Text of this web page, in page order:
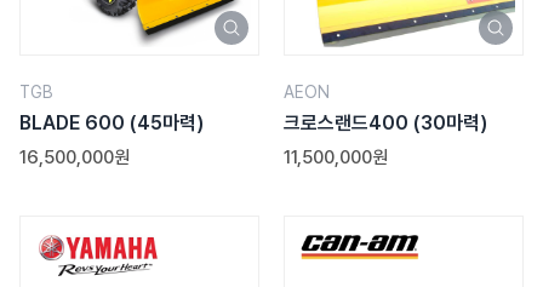
TGB
BLADE 600 (45마력)
16,500,000원
AEON
크로스랜드400 (30마력)
11,500,000원